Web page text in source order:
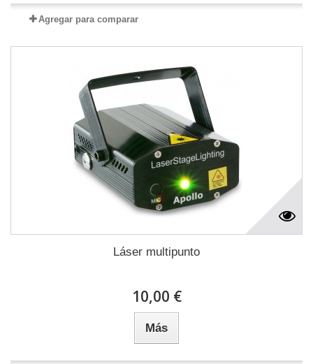
Agregar para comparar
Láser multipunto
10,00 €
Más